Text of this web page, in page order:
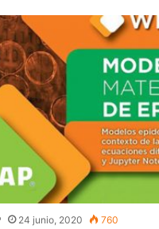
24 junio, 2020 760